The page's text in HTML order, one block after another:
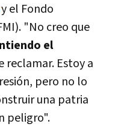
y el Fondo
"No creo que
el
reclamar. Estoy a
pero no lo
una patria
peligro".